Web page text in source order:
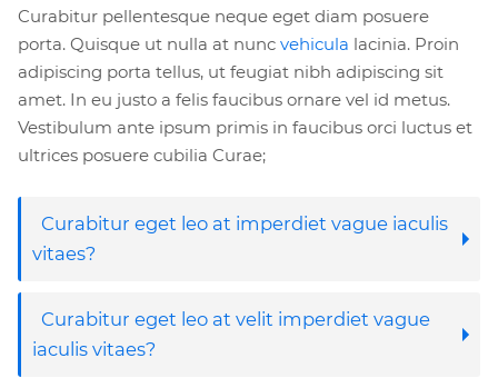
Curabitur pellentesque neque eget diam posuere
porta. Quisque ut nulla at nunc vehicula lacinia. Proin
adipiscing porta tellus, ut feugiat nibh adipiscing sit
amet. In eu justo a felis faucibus ornare vel id metus.
Vestibulum ante ipsum primis in faucibus orci luctus et
ultrices posuere cubilia Curae;
Curabitur eget leo at imperdiet vague iaculis
vitaes?
Curabitur eget leo at velit imperdiet vague
iaculis vitaes?